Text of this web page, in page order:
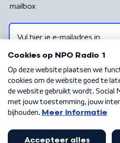
mailbox
Algemene voorwaarden